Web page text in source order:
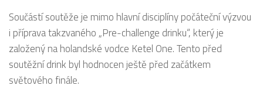
Součástí soutěže je mimo hlavní disciplíny počáteční výzvou
i příprava takzvaného „Pre-challenge drinku“, který je
založený na holandské vodce Ketel One. Tento před
soutěžní drink byl hodnocen ještě před začátkem
světového finále.